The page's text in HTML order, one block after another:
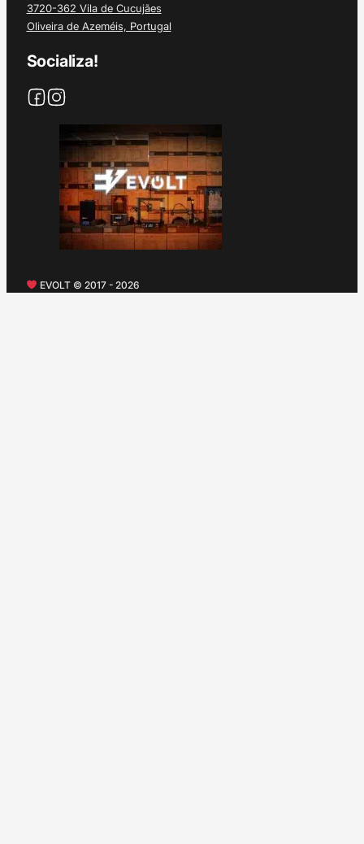
3720-362 Vila de Cucujães
Oliveira de Azeméis, Portugal
Socializa!
EVOLT © 2017 - 2026